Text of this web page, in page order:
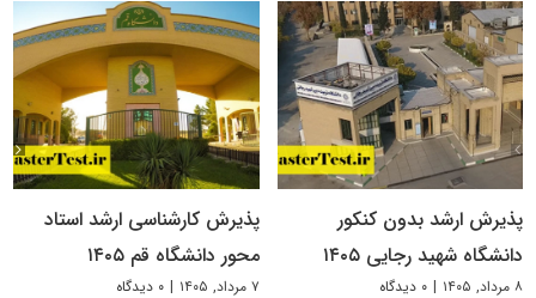
پذیرش ارشد بدون کنکور
دانشگاه شهید رجایی ۱۴۰۵
۸ مرداد, ۱۴۰۵ | ۰ دیدگاه
پذیرش کارشناسی ارشد استاد
محور دانشگاه قم ۱۴۰۵
۷ مرداد, ۱۴۰۵ | ۰ دیدگاه